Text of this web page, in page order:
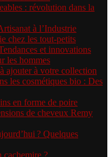
: révolution dans la
à l’Industrie
chez les tout-petits
et innovations
les hommes
ajouter à votre collection
les cosmétiques bio : Des
en forme de poire
de cheveux Remy
? Quelques
?